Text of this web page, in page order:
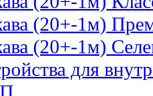
(20+-1м)
(20+-1м)
для